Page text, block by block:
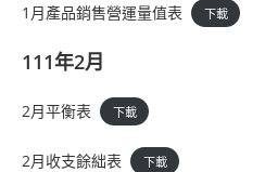
1月產品銷售營運量值表 下載
111年2月
2月平衡表 下載
2月收支餘絀表 下載